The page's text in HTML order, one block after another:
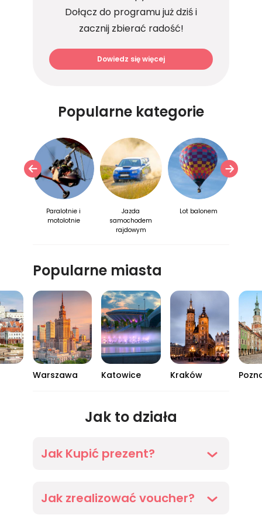
Dołącz do programu już dziś i
zacznij zbierać radość!
Dowiedz się więcej
Popularne kategorie
Paralotnie i
motolotnie
Jazda
samochodem
rajdowym
Lot balonem
Popularne miasta
Warszawa Katowice Kraków
Jak to działa
Jak Kupić prezent? Rozwiń
01 02 03
Jak zrealizować voucher? Rozwiń